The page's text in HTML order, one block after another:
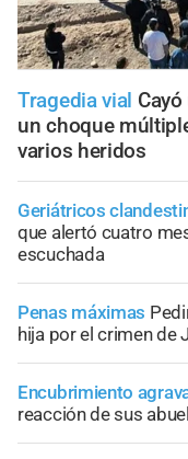
Tragedia vial
un choque
varios heridos
Geriátricos
que alertó cuatro
escuchada
Penas máximas
hija por el crimen de
Encubrimiento
reacción de sus